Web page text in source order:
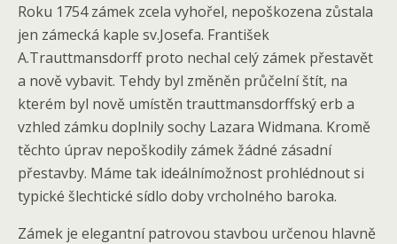
Roku 1754 zámek zcela vyhořel, nepoškozena zůstala
jen zámecká kaple sv.Josefa. František
A.Trauttmansdorff proto nechal celý zámek přestavět
a nově vybavit. Tehdy byl změněn průčelní štít, na
kterém byl nově umístěn trauttmansdorffský erb a
vzhled zámku doplnily sochy Lazara Widmana. Kromě
těchto úprav nepoškodily zámek žádné zásadní
přestavby. Máme tak ideálnímožnost prohlédnout si
typické šlechtické sídlo doby vrcholného baroka.
Zámek je elegantní patrovou stavbou určenou hlavně